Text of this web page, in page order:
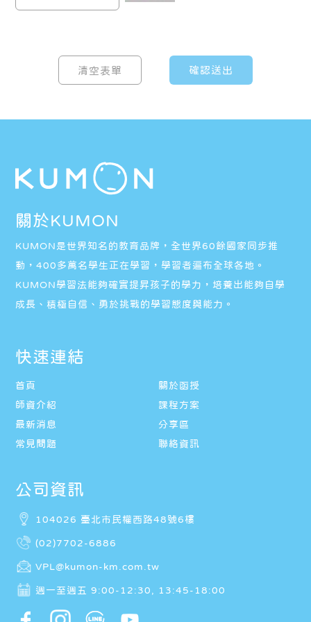
關於KUMON
KUMON是世界知名的教育品牌，全世界60餘國家同步推
動，400多萬名學生正在學習，學習者遍布全球各地。
KUMON學習法能夠確實提昇孩子的學力，培養出能夠自學
成長、積極自信、勇於挑戰的學習態度與能力。
快速連結
首頁
關於函授
師資介紹
課程方案
最新消息
分享區
常見問題
聯絡資訊
公司資訊
104026 臺北市民權西路48號6樓
(02)7702-6886
VPL@kumon-km.com.tw
週一至週五 9:00-12:30, 13:45-18:00